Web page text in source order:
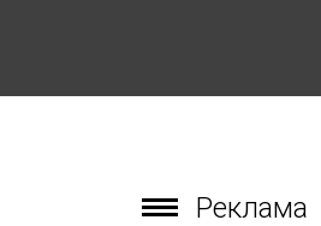
Реклама